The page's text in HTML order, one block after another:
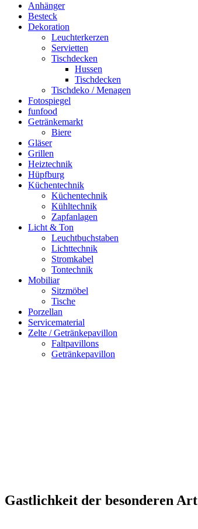
Anhänger
Besteck
Dekoration
Leuchterkerzen
Servietten
Tischdecken
Hussen
Tischdecken
Tischdeko / Menagen
Fotospiegel
funfood
Getränkemarkt
Biere
Gläser
Grillen
Heiztechnik
Hüpfburg
Küchentechnik
Küchentechnik
Kühltechnik
Zapfanlagen
Licht & Ton
Leuchtbuchstaben
Lichttechnik
Stromkabel
Tontechnik
Mobiliar
Sitzmöbel
Tische
Porzellan
Servicematerial
Zelte / Getränkepavillon
Faltpavillons
Getränkepavillon
Gastlichkeit der besonderen Art